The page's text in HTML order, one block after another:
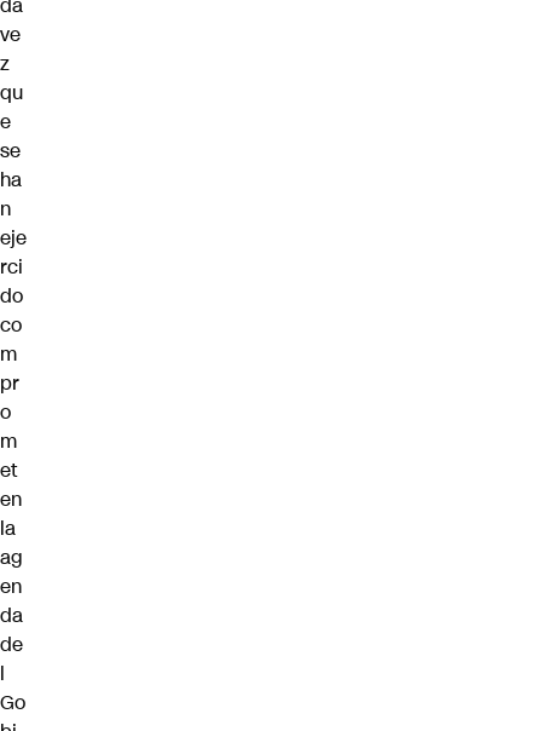
ve
z
qu
e
se
ha
n
eje
rci
do
co
m
pr
o
m
et
en
la
ag
en
da
de
l
Go